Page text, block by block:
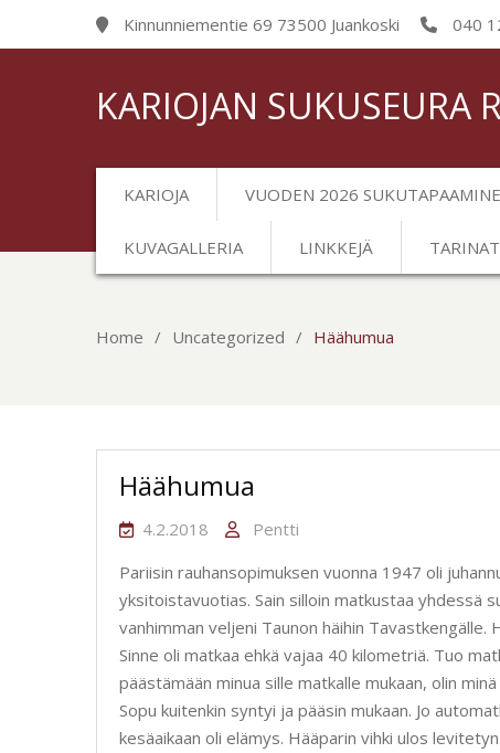
Kinnunniementie 69 73500 Juankoski 040
KARIOJAN SUKUSEURA
KARIOJA VUODEN 2026
KUVAGALLERIA LINKKEJÄ TARINAT
Home Uncategorized Häähumua
Häähumua
4.2.2018
Pentti
Pariisin rauhansopimuksen vuonna 1947 oli
yksitoistavuotias. Sain silloin matkustaa yhdessä
vanhimman veljeni Taunon häihin
Sinne oli matkaa ehkä vajaa 40 kilometriä. Tuo
päästämään minua sille matkalle mukaan, olin
Sopu kuitenkin syntyi ja pääsin mukaan. Jo
kesäaikaan oli elämys. Hääparin vihki ulos